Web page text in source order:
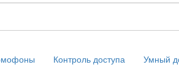
Контроль доступа Умный